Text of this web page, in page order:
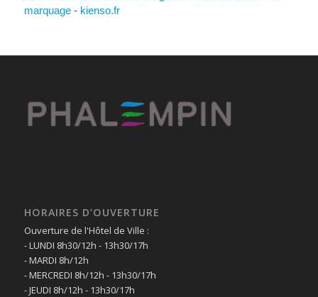
marquage- kienso.fr
HORAIRES D’OUVERTURE
Ouverture de l'Hôtel de Ville :
- LUNDI 8h30/12h - 13h30/17h
- MARDI 8h/12h
- MERCREDI 8h/12h - 13h30/17h
- JEUDI 8h/12h - 13h30/17h